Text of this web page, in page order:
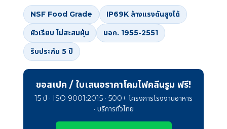
NSF Food Grade IP69K ล้างแรงดันสูงได้
ผิวเรียบ ไม่สะสมฝุ่น มอก. 1955-2551
รับประกัน 5 ปี
ขอสเปค / ใบเสนอราคาโคมไฟคลีนรูม ฟรี!
15 ปี · ISO 9001:2015 · 500+ โครงการโรงงานอาหาร
· บริการทั่วไทย